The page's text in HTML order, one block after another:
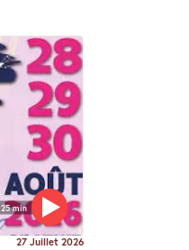
25 min
27 Juillet 2026